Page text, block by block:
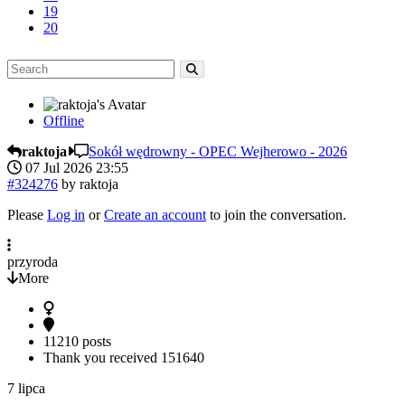
19
20
Offline
raktoja
Sokół wędrowny - OPEC Wejherowo - 2026
07 Jul 2026 23:55
#324276 by raktoja
Please Log in orCreate an account to join the conversation.
przyroda
More
11210 posts
Thank you received 151640
7 lipca